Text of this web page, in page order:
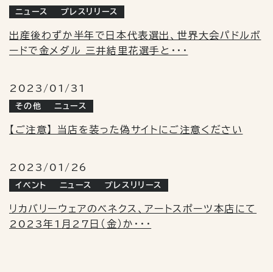
ニュース プレスリリース
出産後わずか半年で日本代表選出、世界大会パドルボ
ードで金メダル 三井結里花選手と・・・
2023/01/31
その他 ニュース
【ご注意】 当店を装った偽サイトにご注意ください
2023/01/26
イベント ニュース プレスリリース
リカバリーウェアのベネクス、アートスポーツ本店にて
2023年1月27日（金）か・・・